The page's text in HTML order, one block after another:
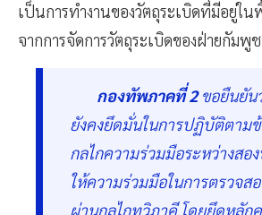
เป็นการทำงานของวัตถุระเบิดที่มีอยู่ใ
จากการจัดการวัตถุระเบิดของฝ่ายกัมพู
กองทัพภาคที่ 2ขอยืนยัน
ยังคงยึดมั่นในการปฏิบัติตาม
กลไกความร่วมมือระหว่างสอ
ให้ความร่วมมือในการตรวจส
ผ่านกลไกทวิภาคี โดยยึดหลัก